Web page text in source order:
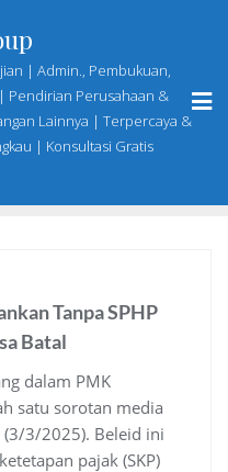
| Admin., Pembukuan,
Pendirian Perusahaan &
Lainnya | Terpercaya &
| Konsultasi Gratis
Tanpa SPHP
Batal
dalam PMK
satu sorotan media
3/2025). Beleid ini
pajak (SKP)